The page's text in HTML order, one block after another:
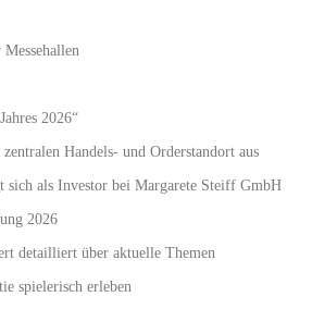
2026“
Handels- und Orderstandort aus
sich als Investor bei Margarete Steiff GmbH
2026
detailliert über aktuelle Themen
spielerisch erleben